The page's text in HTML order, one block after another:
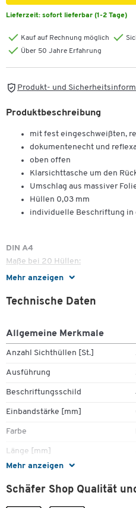
Lieferzeit: sofort lieferbar (1-2 Tage)
Kauf auf Rechnung möglich
Über 50 Jahre Erfahrung
Produkt- und
Mehr anzeigen
Produktbeschreibung
mit fest eingeschweißten,
dokumentenecht und
oben offen
Klarsichttasche um den
Umschlag aus massiver
Hüllen 0,03 mm
individuelle Beschriftung in
DIN A4
Maße bei 20 Hüllen:
H 310 x B 231 mm
H 310 x B 231 x T 13 mm
Mehr anzeigen
Technische Daten
Allgemeine Merkmale
Anzahl Sichthüllen [St.]
Ausführung
Beschriftungsschild
Einbandstärke [mm]
Farbe
Länge [mm]
Material
Rückenbreite [mm]
Schäfer Shop Qualität